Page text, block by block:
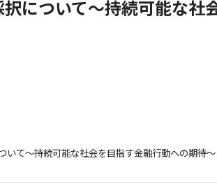
について～持続可能な社
いて～持続可能な社会を目指す金融行動への期待～